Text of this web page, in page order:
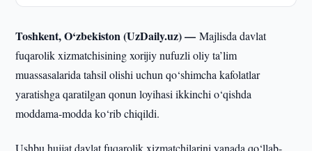
Toshkent, O‘zbekiston (UzDaily.uz) —Majlisda davlat
fuqarolik xizmatchisining xorijiy nufuzli oliy ta’lim
muassasalarida tahsil olishi uchun qo‘shimcha kafolatlar
yaratishga qaratilgan qonun loyihasi ikkinchi o‘qishda
moddama-modda ko‘rib chiqildi.
Ushbu hujjat davlat fuqarolik xizmatchilarini yanada qo‘llab-